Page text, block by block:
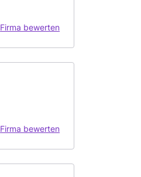
Firma bewerten
Firma bewerten